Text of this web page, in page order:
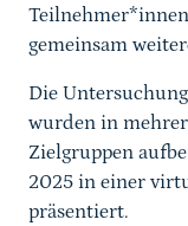
gemeinsam
Die
wurden in
Zielgruppen
2025 in einer
präsentiert.